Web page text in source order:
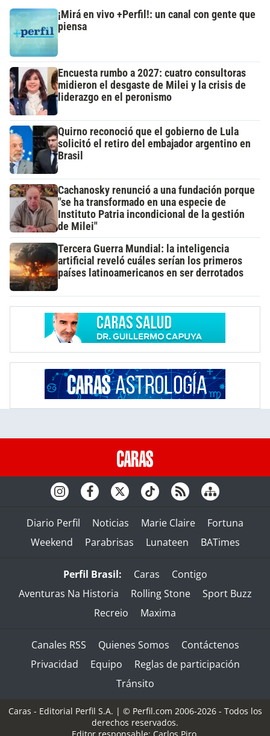
¡Mirá en vivo +Perfil!: un canal con gente que
piensa
Encuesta rumbo a 2027: cuatro consultoras
midieron el desgaste de Milei y la crisis de
liderazgo en el peronismo
Quirno reconoció que el gobierno de Lula
solicitó el retiro del embajador argentino en
Brasil
Cachanosky renunció a una fundación porque
"se ha transformado en una especie de
Instituto Patria incondicional de la gestión
de Milei"
Tercera Guerra Mundial: la inteligencia
artificial reveló cuáles serían los primeros
países latinoamericanos en ser derrotados
Diario Perfil Noticias Marie Claire
Fortuna
Weekend
Parabrisas Lunateen BATimes
Perfil Brasil: Caras
Contigo
Aventuras Na Historia
Rolling Stone
Sport Buzz
Recreio
Maxima
Canales RSS Quienes Somos
Contáctenos
Privacidad
Equipo
Reglas de participación
Tránsito
Caras - Editorial Perfil S.A. | © Perfil.com 2006-2026 - Todos los
derechos reservados.
Editor responsable: Carlos Piro.